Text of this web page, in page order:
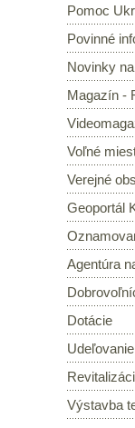
Pomoc
Povinné
Novinky
Magazín -
Voľné
Verejné
Geoportál
Agentúra
Dotácie
Výstavba